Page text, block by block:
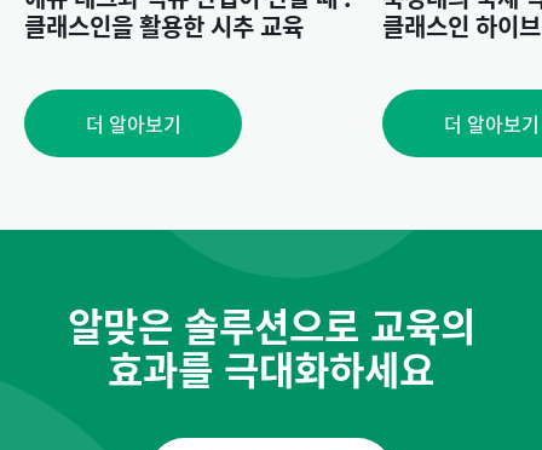
클래스인을 활용한 시추 교육
더 알아보기
클래스인 하이
더 알아보기
알맞은 솔루션으로 교육의
효과를 극대화하세요